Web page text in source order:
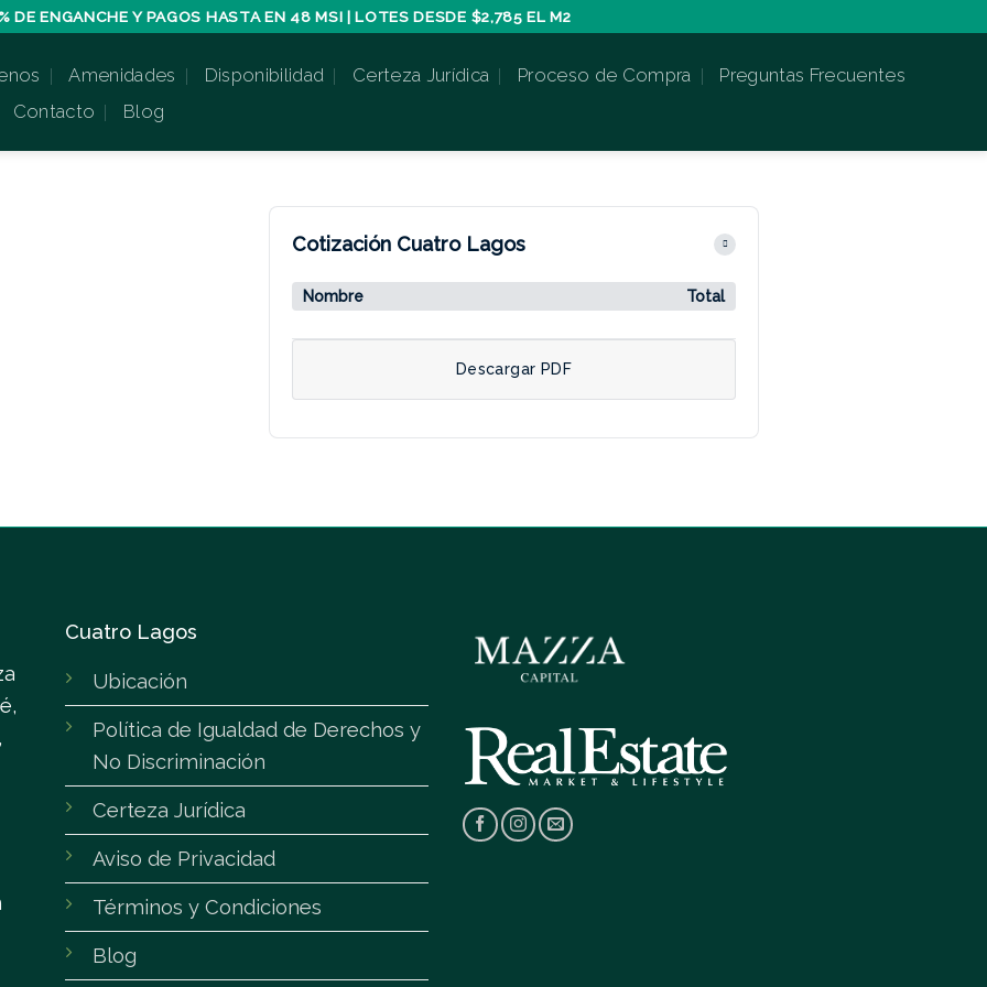
DE ENGANCHE Y PAGOS HASTA EN 48 MSI | LOTES DESDE $2,785 EL M2
Amenidades Disponibilidad Certeza Jurídica Proceso de Compra
Preguntas Frecuentes
Contacto Blog
Cotización Cuatro Lagos
Nombre Total
Descargar PDF
Cuatro Lagos
Ubicación
Política de Igualdad de Derechos y
No Discriminación
Certeza Jurídica
Aviso de Privacidad
Términos y Condiciones
Blog